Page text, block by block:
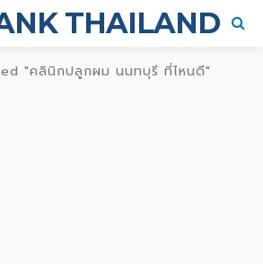
THAILAND
"คลินิกปลูกผม นนทบุรี ที่ไหนดี"